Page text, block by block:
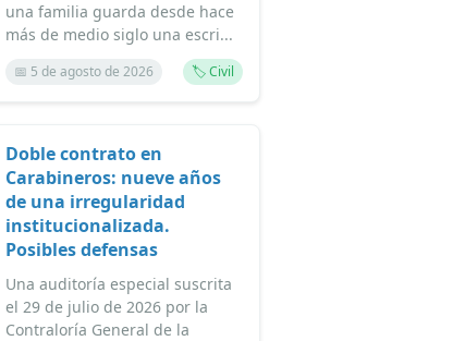
una familia guarda desde hace
más de medio siglo una escri...
📅 5 de agosto de 2026 🏷️ Civil
Doble contrato en
Carabineros: nueve años
de una irregularidad
institucionalizada.
Posibles defensas
Una auditoría especial suscrita
el 29 de julio de 2026 por la
Contraloría General de la